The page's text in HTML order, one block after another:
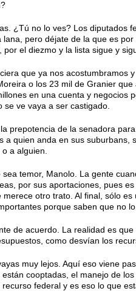
¿Tú no lo ves? Los diputados
lana, pero déjate de la que es
por el diezmo y la lista sigue y
que ya nos acostumbramos
o los 23 mil de Granier
en una cuenta y negocios
se ve vaya a ser castigado.
prepotencia de la senadora
a quien anda en sus suburbans,
a alguien.
sea temor, Manolo. La gente
por sus aportaciones, pues
merece otro trato. Al final, sólo
porque saben que no lo
de acuerdo. La realidad es
como desvían los
muy lejos. Aquí eso viene
están cooptadas, el manejo de
federal y es eso lo que